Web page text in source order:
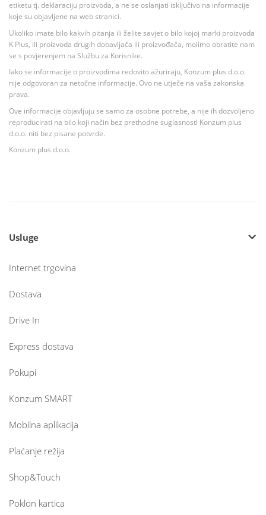
etiketu tj. deklaraciju proizvoda, a ne se oslanjati isključivo na informacije
koje su objavljene na web stranici.
Ukoliko imate bilo kakvih pitanja ili želite savjet o bilo kojoj marki proizvoda
K Plus, ili proizvoda drugih dobavljača ili proizvođača, molimo obratite nam
se s povjerenjem na Službu za Korisnike.
Iako se informacije o proizvodima redovito ažuriraju, Konzum plus d.o.o.
nije odgovoran za netočne informacije. Ovo ne utječe na vaša zakonska
prava.
Ove informacije objavljuju se samo za osobne potrebe, a nije ih dozvoljeno
reproducirati na bilo koji način bez prethodne suglasnosti Konzum plus
d.o.o. niti bez pisane potvrde.
Konzum plus d.o.o.
Usluge
Internet trgovina
Dostava
Drive In
Express dostava
Pokupi
Konzum SMART
Mobilna aplikacija
Plaćanje režija
Shop&Touch
Poklon kartica